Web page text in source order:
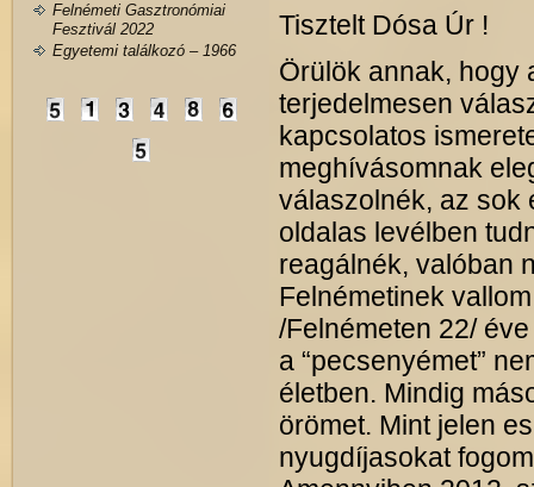
Felnémeti Gasztronómiai
Fesztivál 2022
Egyetemi találkozó – 1966
Tisztelt Dósa Úr !
Örülök annak, hogy
terjedelmesen
kapcsolatos
meghívásomnak
válaszolnék, az sok
oldalas levélben
reagálnék, valóban
Felnémetinek
/Felnémeten 22/
a “pecsenyémet”
életben. Mindig
örömet. Mint jelen
nyugdíjasokat